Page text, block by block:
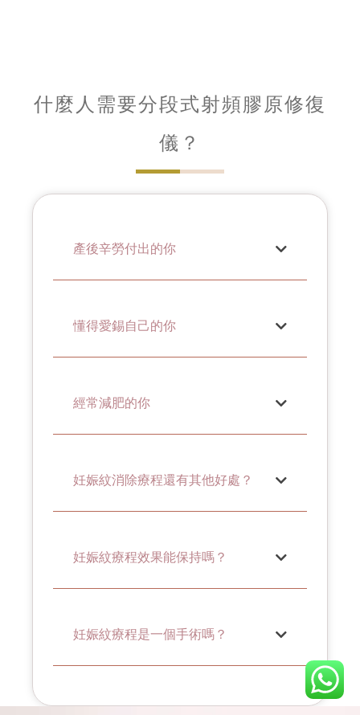
什麼人需要分段式射頻膠原修復
儀？
產後辛勞付出的你
懂得愛錫自己的你
經常減肥的你
妊娠紋消除療程還有其他好處？
妊娠紋療程效果能保持嗎？
妊娠紋療程是一個手術嗎？